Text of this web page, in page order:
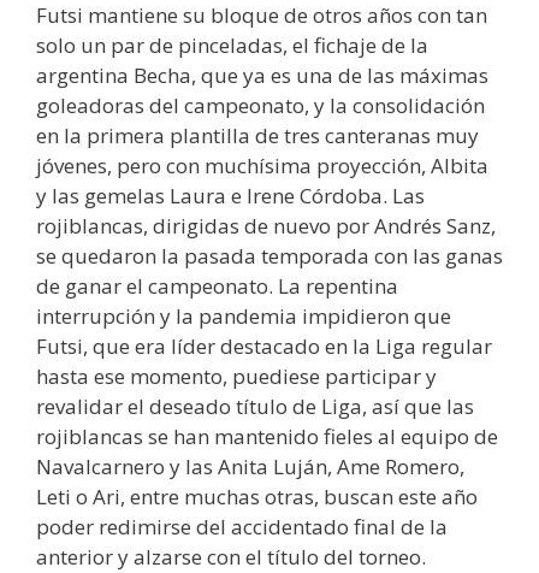
Futsi mantiene su bloque de otros años con tan
solo un par de pinceladas, el fichaje de la
argentina Becha, que ya es una de las máximas
goleadoras del campeonato, y la consolidación
en la primera plantilla de tres canteranas muy
jóvenes, pero con muchísima proyección, Albita
y las gemelas Laura e Irene Córdoba. Las
rojiblancas, dirigidas de nuevo por Andrés Sanz,
se quedaron la pasada temporada con las ganas
de ganar el campeonato. La repentina
interrupción y la pandemia impidieron que
Futsi, que era líder destacado en la Liga regular
hasta ese momento, puediese participar y
revalidar el deseado título de Liga, así que las
rojiblancas se han mantenido fieles al equipo de
Navalcarnero y las Anita Luján, Ame Romero,
Leti o Ari, entre muchas otras, buscan este año
poder redimirse del accidentado final de la
anterior y alzarse con el título del torneo.